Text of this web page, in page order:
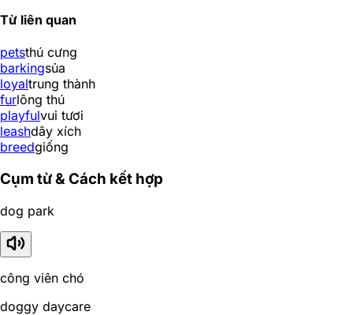
Từ liên quan
petsthú cưng
barkingsủa
loyaltrung thành
furlông thú
playfulvui tươi
leashdây xích
breedgiống
Cụm từ & Cách kết hợp
dog park
công viên chó
doggy daycare